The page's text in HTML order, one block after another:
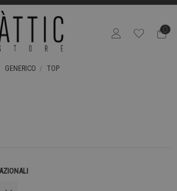
0
GENERICO TOP